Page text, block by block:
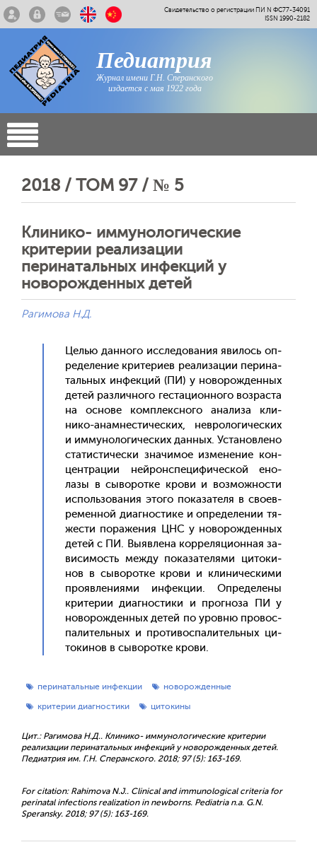
Свидетельство о регистрации ПИ N ФС77-34091
ISSN 1990-2182
Педиатрия
Журнал имени Г.Н. Сперанского
издается с мая 1922 года
2018 / ТОМ 97 / № 5
Клинико- иммунологические
критерии реализации
перинатальных инфекций у
новорожденных детей
Рагимова Н.Д.
Целью дан­но­го ис­сле­дова­ния яви­лось оп­
ре­деле­ние кри­тери­ев ре­али­зации пе­рина­
таль­ных ин­фекций (ПИ) у но­ворож­денных
де­тей раз­лично­го гес­та­ци­он­но­го воз­раста
на ос­но­ве ком­плексно­го ана­лиза кли­
нико-анам­нести­чес­ких, нев­ро­логи­чес­ких
и им­му­ноло­гичес­ких дан­ных. Ус­та­нов­ле­но
ста­тис­ти­чес­ки зна­чимое из­ме­нение кон­
цен­тра­ции ней­рон­спе­цифи­чес­кой ено­
лазы в сы­ворот­ке кро­ви и воз­можнос­ти
ис­поль­зо­вания это­го по­каза­теля в сво­ев­
ре­мен­ной ди­аг­ности­ке и оп­ре­деле­нии тя­
жес­ти по­раже­ния ЦНС у но­ворож­денных
де­тей с ПИ. Вы­яв­ле­на кор­ре­ляци­он­ная за­
виси­мость меж­ду по­каза­теля­ми ци­токи­
нов в сы­ворот­ке кро­ви и кли­ничес­ки­ми
про­яв­ле­ни­ями ин­фекции. Оп­ре­деле­ны
кри­терии ди­аг­ности­ки и прог­но­за ПИ у
но­ворож­денных де­тей по уров­ню про­вос­
па­литель­ных и про­тивос­па­литель­ных ци­
токи­нов в сы­ворот­ке кро­ви.
перинатальные инфекции
новорожденные
критерии диагностики
цитокины
Цит.: Рагимова Н.Д.. Клинико- иммунологические критерии
реализации перинатальных инфекций у новорожденных детей.
Педиатрия им. Г.Н. Сперанского. 2018; 97 (5): 163-169.
For citation: Rahimova N.J.. Clinical and immunological criteria for
perinatal infections realization in newborns. Pediatria n.a. G.N.
Speransky. 2018; 97 (5): 163-169.